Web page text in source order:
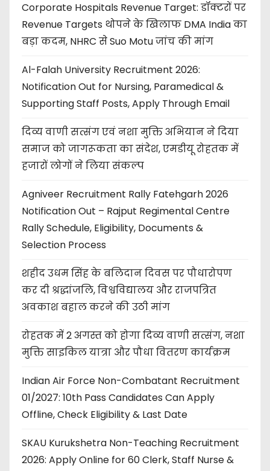
Corporate Hospitals Revenue Target: डॉक्टरों पर
Revenue Targets थोपने के खिलाफ DMA India का
बड़ा कदम, NHRC से Suo Motu जांच की मांग
Al-Falah University Recruitment 2026:
Notification Out for Nursing, Paramedical &
Supporting Staff Posts, Apply Through Email
दिव्य वाणी सत्संग एवं नशा मुक्ति अभियान ने दिया
समाज को जागरूकता का संदेश, एमडीयू रोहतक में
हजारों लोगों ने लिया संकल्प
Agniveer Recruitment Rally Fatehgarh 2026
Notification Out – Rajput Regimental Centre
Rally Schedule, Eligibility, Documents &
Selection Process
शहीद उधम सिंह के बलिदान दिवस पर पौधारोपण
कर दी श्रद्धांजलि, विश्वविद्यालय और राजपत्रित
अवकाश बहाल करने की उठी मांग
रोहतक में 2 अगस्त को होगा दिव्य वाणी सत्संग, नशा
मुक्ति साइकिल यात्रा और पौधा वितरण कार्यक्रम
Indian Air Force Non-Combatant Recruitment
01/2027: 10th Pass Candidates Can Apply
Offline, Check Eligibility & Last Date
SKAU Kurukshetra Non-Teaching Recruitment
2026: Apply Online for 60 Clerk, Staff Nurse &